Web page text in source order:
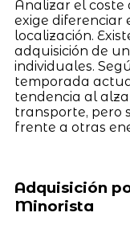
Analizar el coste
exige diferenciar
localización.
adquisición de
individuales.
temporada
tendencia al
transporte, pero
frente a otras
Adquisición
Minorista